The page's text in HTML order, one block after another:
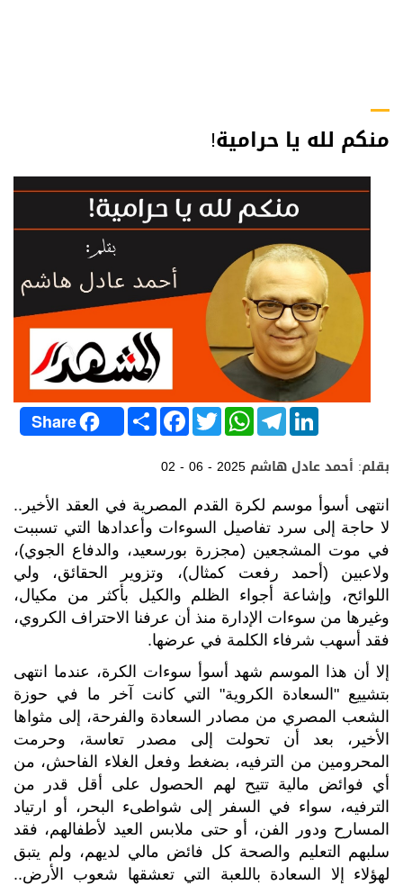
منكم لله يا حرامية!
Share S
h
a
F
a
c
b
o
k
T
w
i
t
t
r
W
h
a
s
p
p
T
e
l
e
g
a
m
L
i
n
e
n
02 - 06 - 2025 بقلم: أحمد عادل هاشم
انتهى أسوأ موسم لكرة القدم المصرية في العقد الأخير..
لا حاجة إلى سرد تفاصيل السوءات وأعدادها التي تسببت
في موت المشجعين (مجزرة بورسعيد، والدفاع الجوي)،
ولاعبين (أحمد رفعت كمثال)، وتزوير الحقائق، ولي
اللوائح، وإشاعة أجواء الظلم والكيل بأكثر من مكيال،
وغيرها من سوءات الإدارة منذ أن عرفنا الاحتراف الكروي،
فقد أسهب شرفاء الكلمة في عرضها.
إلا أن هذا الموسم شهد أسوأ سوءات الكرة، عندما انتهى
بتشييع "السعادة الكروية" التي كانت آخر ما في حوزة
الشعب المصري من مصادر السعادة والفرحة، إلى مثواها
الأخير، بعد أن تحولت إلى مصدر تعاسة، وحرمت
المحرومين من الترفيه، بضغط وفعل الغلاء الفاحش، من
أي فوائض مالية تتيح لهم الحصول على أقل قدر من
الترفيه، سواء في السفر إلى شواطىء البحر، أو ارتياد
المسارح ودور الفن، أو حتى ملابس العيد لأطفالهم، فقد
سلبهم التعليم والصحة كل فائض مالي لديهم، ولم يتبق
لهؤلاء إلا السعادة باللعبة التي تعشقها شعوب الأرض..